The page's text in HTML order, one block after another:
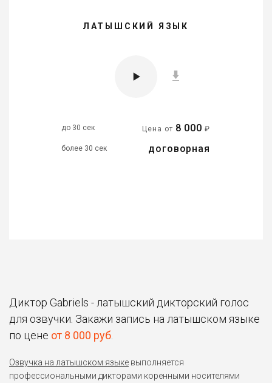
ЛАТЫШСКИЙ ЯЗЫК
до 30 сек Цена от 8 000 ₽
более 30 сек договорная
Диктор Gabriels - латышский дикторский голос
для озвучки. Закажи запись на латышском языке
по цене от 8 000 руб
Озвучка на латышском языке выполняется
профессиональными дикторами коренными носителями